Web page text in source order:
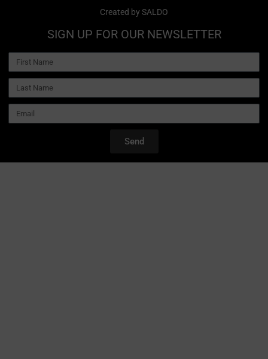
Created by SALDO
SIGN UP FOR OUR NEWSLETTER
Send